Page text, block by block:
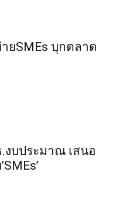
ยSMEs บุกตลาด
.งบประมาณ เสนอ